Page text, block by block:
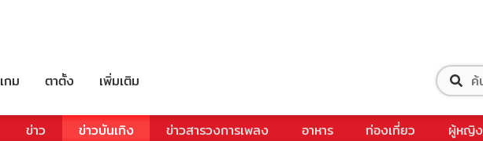
เกม ตาตั้ง เพิ่มเติม
ข่าว ข่าวบันเทิง ข่าวสารวงการเพลง อาหาร ท่องเที่ยว ผู้หญิง